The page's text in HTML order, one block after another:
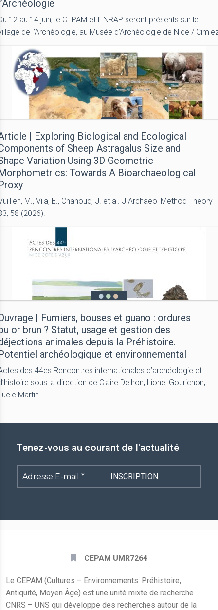
12 au 14 juin, le CEPAM et l’INRAP seront présents sur le
de l’Archéologie, au Musée d’Archéologie de Nice /
| Exploring Biological and Ecological
of Sheep Astragalus Size and
Variation Using 3D Geometric
Towards A Bioarchaeological
M., Vila, E., Chahoud, J. et al. J Archaeol Method Theory
58 (2026).
| Fumiers, bouses et guano : ordures
or brun ? Statut, usage et gestion des
animales depuis la Préhistoire.
archéologique et environnemental
des 44es Rencontres internationales d’archéologie et
sous la direction de Claire Delhon, Lionel Gourichon,
Martin
Tenez-vous au courant de l'actualité
Adresse
E-
CEPAM UMR7264
Le CEPAM (Cultures – Environnements. Préhistoire,
Antiquité, Moyen Âge) est une unité mixte de recherche
CNRS – UNS qui développe des recherches autour de la